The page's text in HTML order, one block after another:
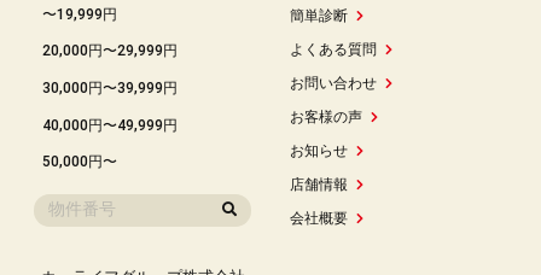
〜19,999円
20,000円〜29,999円
30,000円〜39,999円
40,000円〜49,999円
50,000円〜
簡単診断
よくある質問
お問い合わせ
お客様の声
お知らせ
店舗情報
会社概要